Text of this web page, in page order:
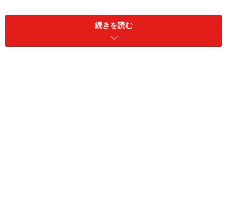
ていなかったのですから。全世界的に見えざる力でシン
クロしていたのでしょう。よって、二人は推定無罪。
続きを読む